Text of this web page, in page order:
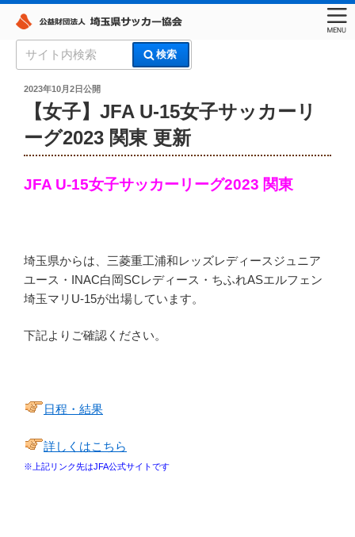
索:
検索
埼玉県サッカー協会
投
2023年10月2日公開
【女子】JFA U-15女子サッカーリ
ーグ2023 関東 更新
JFA U-15女子サッカーリーグ2023 関東
埼玉県からは、三菱重工浦和レッズレディースジュニア
ユース・INAC白岡SCレディース・ちふれASエルフェン
埼玉マリU-15が出場しています。
下記よりご確認ください。
日程・結果
詳しくはこちら
※上記リンク先はJFA公式サイトです